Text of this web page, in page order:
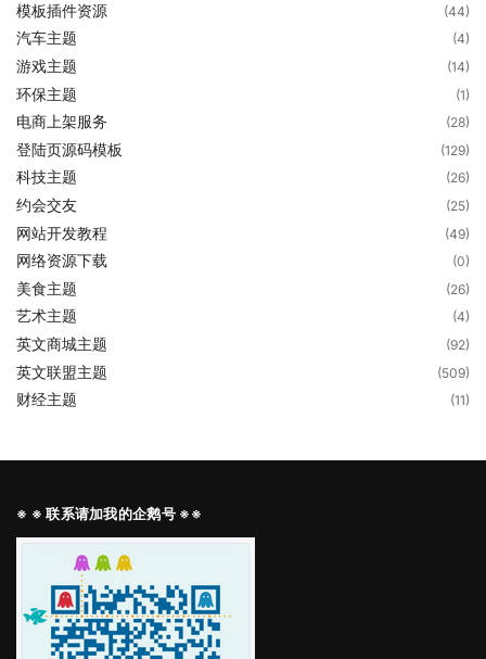
模板插件资源 (44)
汽车主题 (4)
游戏主题 (14)
环保主题 (1)
电商上架服务 (28)
登陆页源码模板 (129)
科技主题 (26)
约会交友 (25)
网站开发教程 (49)
网络资源下载 (0)
美食主题 (26)
艺术主题 (4)
英文商城主题 (92)
英文联盟主题 (509)
财经主题 (11)
※ ※ 联系请加我的企鹅号 ※※